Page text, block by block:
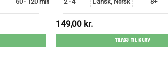
60 - 120 min 2 - 4 Dansk, Norsk 8+
149,00 kr.
TILFØJ TIL KURV